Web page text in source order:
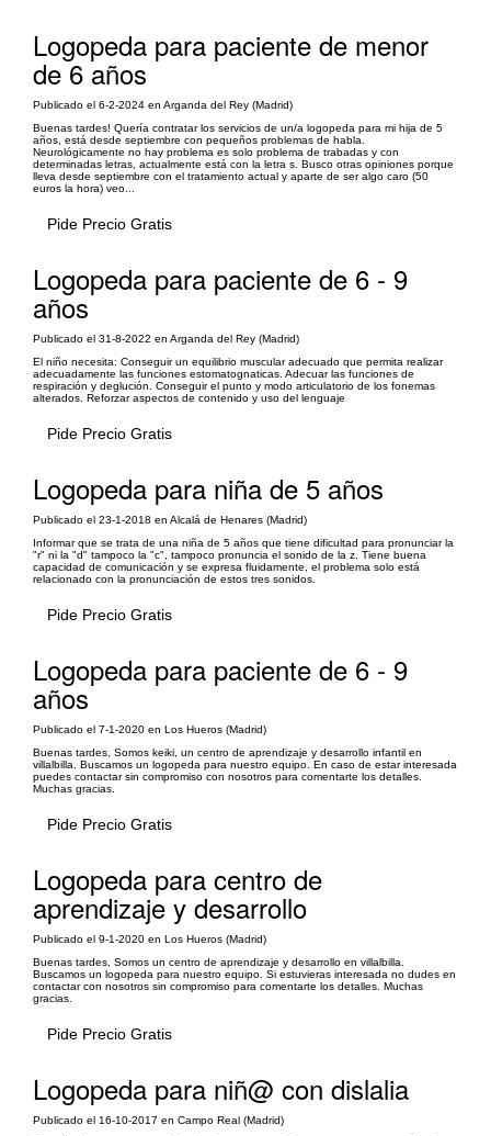
Logopeda para paciente de menor
de 6 años
Publicado el 6-2-2024 en Arganda del Rey (Madrid)
Buenas tardes! Quería contratar los servicios de un/a logopeda para mi hija de 5
años, está desde septiembre con pequeños problemas de habla.
Neurológicamente no hay problema es solo problema de trabadas y con
determinadas letras, actualmente está con la letra s. Busco otras opiniones porque
lleva desde septiembre con el tratamiento actual y aparte de ser algo caro (50
euros la hora) veo...
Pide Precio Gratis
Logopeda para paciente de 6 - 9
años
Publicado el 31-8-2022 en Arganda del Rey (Madrid)
El niño necesita: Conseguir un equilibrio muscular adecuado que permita realizar
adecuadamente las funciones estomatognaticas. Adecuar las funciones de
respiración y deglución. Conseguir el punto y modo articulatorio de los fonemas
alterados. Reforzar aspectos de contenido y uso del lenguaje
Pide Precio Gratis
Logopeda para niña de 5 años
Publicado el 23-1-2018 en Alcalá de Henares (Madrid)
Informar que se trata de una niña de 5 años que tiene dificultad para pronunciar la
"r" ni la "d" tampoco la "c", tampoco pronuncia el sonido de la z. Tiene buena
capacidad de comunicación y se expresa fluidamente, el problema solo está
relacionado con la pronunciación de estos tres sonidos.
Pide Precio Gratis
Logopeda para paciente de 6 - 9
años
Publicado el 7-1-2020 en Los Hueros (Madrid)
Buenas tardes, Somos keiki, un centro de aprendizaje y desarrollo infantil en
villalbilla. Buscamos un logopeda para nuestro equipo. En caso de estar interesada
puedes contactar sin compromiso con nosotros para comentarte los detalles.
Muchas gracias.
Pide Precio Gratis
Logopeda para centro de
aprendizaje y desarrollo
Publicado el 9-1-2020 en Los Hueros (Madrid)
Buenas tardes, Somos un centro de aprendizaje y desarrollo en villalbilla.
Buscamos un logopeda para nuestro equipo. Si estuvieras interesada no dudes en
contactar con nosotros sin compromiso para comentarte los detalles. Muchas
gracias.
Pide Precio Gratis
Logopeda para niñ@ con dislalia
Publicado el 16-10-2017 en Campo Real (Madrid)